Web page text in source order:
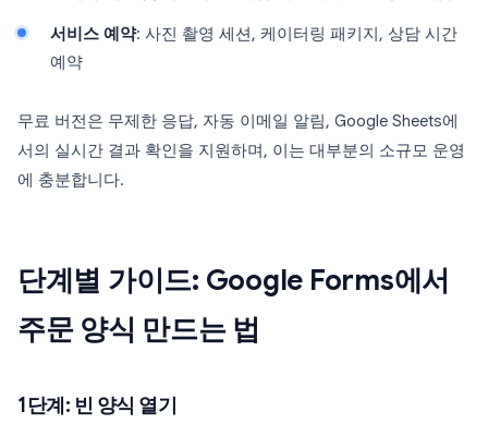
서비스 예약: 사진 촬영 세션, 케이터링 패키지, 상담 시간
예약
무료 버전은 무제한 응답, 자동 이메일 알림, Google Sheets에
서의 실시간 결과 확인을 지원하며, 이는 대부분의 소규모 운영
에 충분합니다.
단계별 가이드: Google Forms에서
주문 양식 만드는 법
1단계: 빈 양식 열기